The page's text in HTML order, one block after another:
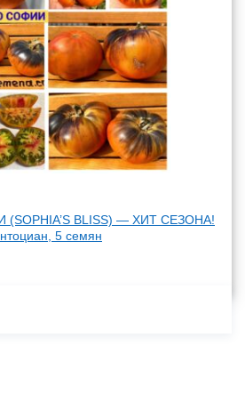
BLISS) — ХИТ СЕЗОНА!
5 семян